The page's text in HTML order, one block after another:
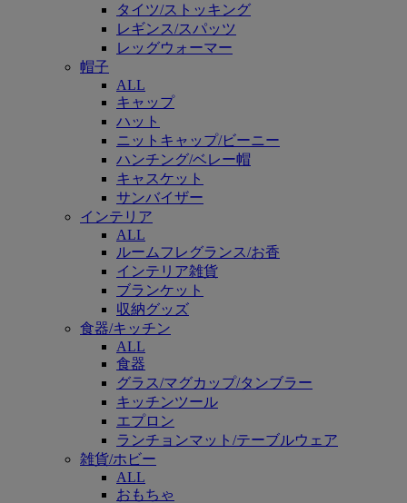
タイツ/ストッキング
レギンス/スパッツ
レッグウォーマー
帽子
ALL
キャップ
ハット
ニットキャップ/ビーニー
ハンチング/ベレー帽
キャスケット
サンバイザー
インテリア
ALL
ルームフレグランス/お香
インテリア雑貨
ブランケット
収納グッズ
食器/キッチン
ALL
食器
グラス/マグカップ/タンブラー
キッチンツール
エプロン
ランチョンマット/テーブルウェア
雑貨/ホビー
ALL
おもちゃ